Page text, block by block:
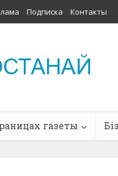
Подписка Контакты
газеты